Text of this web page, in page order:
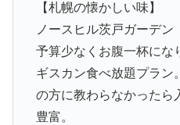
【札幌の懐かしい味】
ノースヒル茨戸ガーデン
予算少なくお腹一杯にな
ギスカン食べ放題プラン
の方に教わらなかったら
豊富。